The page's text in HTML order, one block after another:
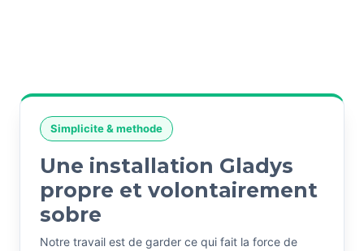
Simplicite & methode
Une installation Gladys
propre et volontairement
sobre
Notre travail est de garder ce qui fait la force de